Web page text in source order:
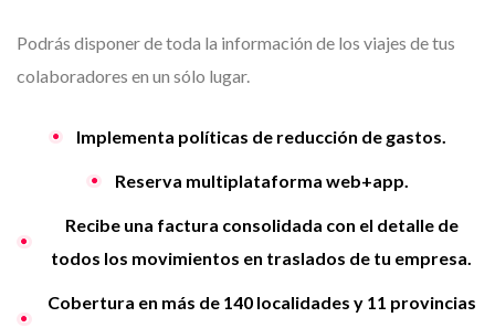
Podrás disponer de toda la información de los viajes de tus
colaboradores en un sólo lugar.
Implementa políticas de reducción de gastos.
Reserva multiplataforma web+app.
Recibe una factura consolidada con el detalle de
todos los movimientos en traslados de tu empresa.
Cobertura en más de 140 localidades y 11 provincias